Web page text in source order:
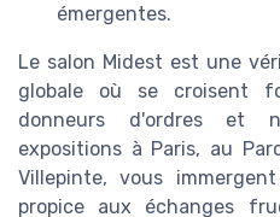
émergentes.
Le salon Midest est une
globale où se croisent
donneurs d'ordres et
expositions à Paris, au
Villepinte, vous
propice aux échanges